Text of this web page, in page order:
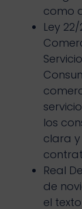
como
Ley
los
clara
Real
de
el